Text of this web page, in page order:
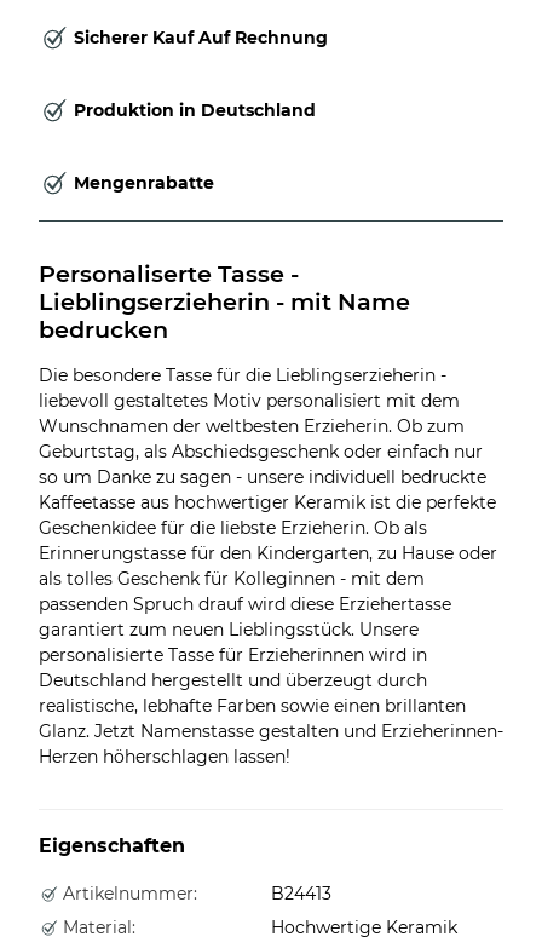
Sicherer Kauf Auf Rechnung
Produktion in Deutschland
Mengenrabatte
Personaliserte Tasse -
Lieblingserzieherin - mit Name
bedrucken
Die besondere Tasse für die Lieblingserzieherin -
liebevoll gestaltetes Motiv personalisiert mit dem
Wunschnamen der weltbesten Erzieherin. Ob zum
Geburtstag, als Abschiedsgeschenk oder einfach nur
so um Danke zu sagen - unsere individuell bedruckte
Kaffeetasse aus hochwertiger Keramik ist die perfekte
Geschenkidee für die liebste Erzieherin. Ob als
Erinnerungstasse für den Kindergarten, zu Hause oder
als tolles Geschenk für Kolleginnen - mit dem
passenden Spruch drauf wird diese Erziehertasse
garantiert zum neuen Lieblingsstück. Unsere
personalisierte Tasse für Erzieherinnen wird in
Deutschland hergestellt und überzeugt durch
realistische, lebhafte Farben sowie einen brillanten
Glanz. Jetzt Namenstasse gestalten und Erzieherinnen-
Herzen höherschlagen lassen!
Eigenschaften
Artikelnummer:
B24413
Material:
Hochwertige Keramik